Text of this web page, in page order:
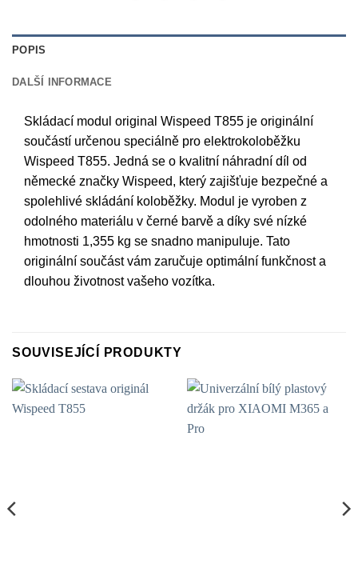
POPIS
DALŠÍ INFORMACE
Skládací modul original Wispeed T855 je originální
součástí určenou speciálně pro elektrokoloběžku
Wispeed T855. Jedná se o kvalitní náhradní díl od
německé značky Wispeed, který zajišťuje bezpečné a
spolehlivé skládání koloběžky. Modul je vyroben z
odolného materiálu v černé barvě a díky své nízké
hmotnosti 1,355 kg se snadno manipuluje. Tato
originální součást vám zaručuje optimální funkčnost a
dlouhou životnost vašeho vozítka.
SOUVISEJÍCÍ PRODUKTY